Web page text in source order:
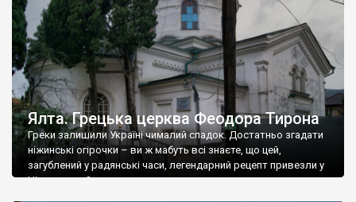
Ялта. Грецька церква Феодора Тирона
Греки залишили Україні чималий спадок. Достатньо згадати
ніжинські огірочки – ви ж мабуть всі знаєте, що цей,
загублений у радянські часи, легендарний рецепт привезли у
Ніжин греки?